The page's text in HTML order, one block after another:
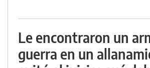
Le encontraron un
guerra en un